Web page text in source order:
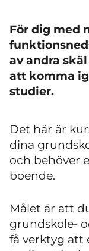
För dig med
av andra
att komma
studier.
Det här är
dina
och behöver
boende.
Målet är att
grundskole-
få verktyg att